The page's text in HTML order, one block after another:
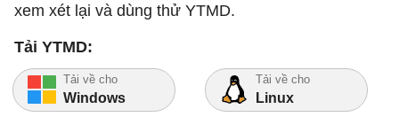
xem xét lại và dùng thử YTMD.
Tải YTMD:
Tải về cho
Windows
Tải về cho
Linux